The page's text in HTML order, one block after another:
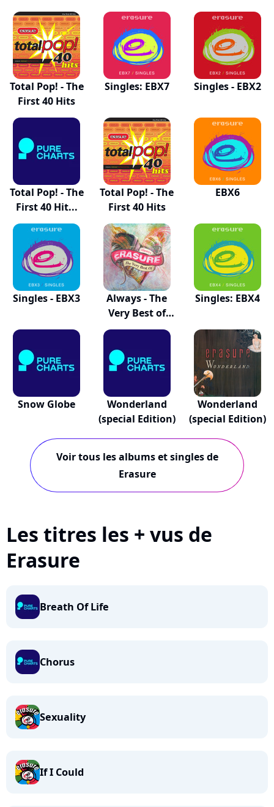
Total Pop! - The
First 40 Hits
Singles: EBX7 Singles - EBX2
Total Pop! - The
First 40 Hit...
Total Pop! - The
First 40 Hits
EBX6
Singles - EBX3
Always - The
Very Best of
Era...
Singles: EBX4
Snow Globe
Wonderland
(special Edition)
Wonderland
(special Edition)
Voir tous les albums et singles de
Erasure
Les titres les + vus de
Erasure
Breath Of Life
Chorus
Sexuality
If I Could